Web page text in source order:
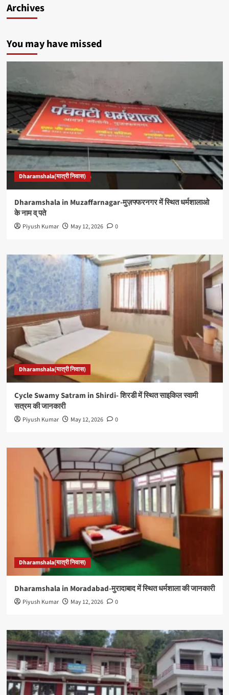
Archives
You may have missed
Dharamshala(यात्री निवास)
Dharamshala in Muzaffarnagar-मुज़फ्फरनगर में स्थित धर्मशालाओ
के नाम व् पते
Piyush Kumar May 12, 2026 0
Dharamshala(यात्री निवास)
Cycle Swamy Satram in Shirdi- शिरडी में स्थित साइकिल स्वामी
सत्रम की जानकारी
Piyush Kumar May 12, 2026 0
Dharamshala(यात्री निवास)
Dharamshala in Moradabad-मुरादाबाद में स्थित धर्मशाला की जानकारी
Piyush Kumar May 12, 2026 0